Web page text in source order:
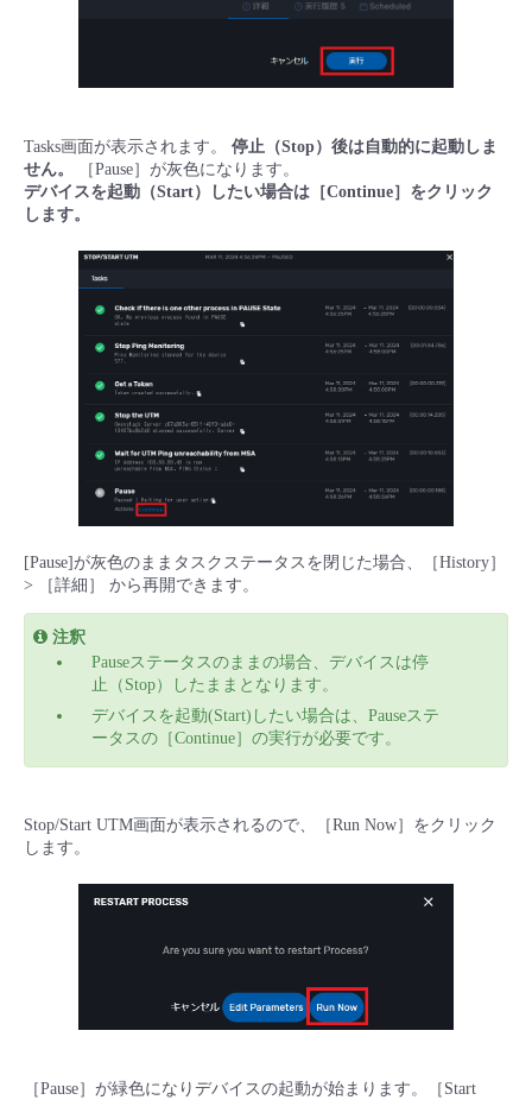
Tasks画面が表示されます。 停止（Stop）後は自動的に起動しま
せん。
［Pause］が灰色になります。
デバイスを起動（Start）したい場合は［Continue］をクリック
します。
[Pause]が灰色のままタスクステータスを閉じた場合、［History］
> ［詳細］ から再開できます。
注釈
Pauseステータスのままの場合、デバイスは停
止（Stop）したままとなります。
デバイスを起動(Start)したい場合は、Pauseステ
ータスの［Continue］の実行が必要です。
Stop/Start UTM画面が表示されるので、［Run Now］をクリック
します。
［Pause］が緑色になりデバイスの起動が始まります。［Start